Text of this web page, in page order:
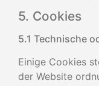
5. Cookies
5.1 Technische
Einige Cookies
der Website